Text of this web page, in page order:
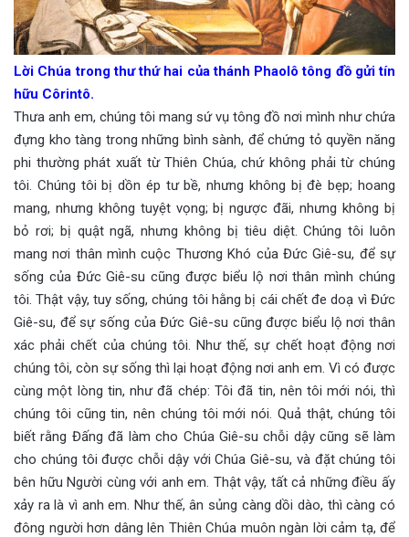
Lời Chúa trong thư thứ hai của thánh Phaolô tông đồ gửi tín
hữu Côrintô.
Thưa anh em, chúng tôi mang sứ vụ tông đồ nơi mình như chứa
đựng kho tàng trong những bình sành, để chứng tỏ quyền năng
phi thường phát xuất từ Thiên Chúa, chứ không phải từ chúng
tôi. Chúng tôi bị dồn ép tư bề, nhưng không bị đè bẹp; hoang
mang, nhưng không tuyệt vọng; bị ngược đãi, nhưng không bị
bỏ rơi; bị quật ngã, nhưng không bị tiêu diệt. Chúng tôi luôn
mang nơi thân mình cuộc Thương Khó của Đức Giê-su, để sự
sống của Đức Giê-su cũng được biểu lộ nơi thân mình chúng
tôi. Thật vậy, tuy sống, chúng tôi hằng bị cái chết đe doạ vì Đức
Giê-su, để sự sống của Đức Giê-su cũng được biểu lộ nơi thân
xác phải chết của chúng tôi. Như thế, sự chết hoạt động nơi
chúng tôi, còn sự sống thì lại hoạt động nơi anh em. Vì có được
cùng một lòng tin, như đã chép: Tôi đã tin, nên tôi mới nói, thì
chúng tôi cũng tin, nên chúng tôi mới nói. Quả thật, chúng tôi
biết rằng Đấng đã làm cho Chúa Giê-su chỗi dậy cũng sẽ làm
cho chúng tôi được chỗi dậy với Chúa Giê-su, và đặt chúng tôi
bên hữu Người cùng với anh em. Thật vậy, tất cả những điều ấy
xảy ra là vì anh em. Như thế, ân sủng càng dồi dào, thì càng có
đông người hơn dâng lên Thiên Chúa muôn ngàn lời cảm tạ, để